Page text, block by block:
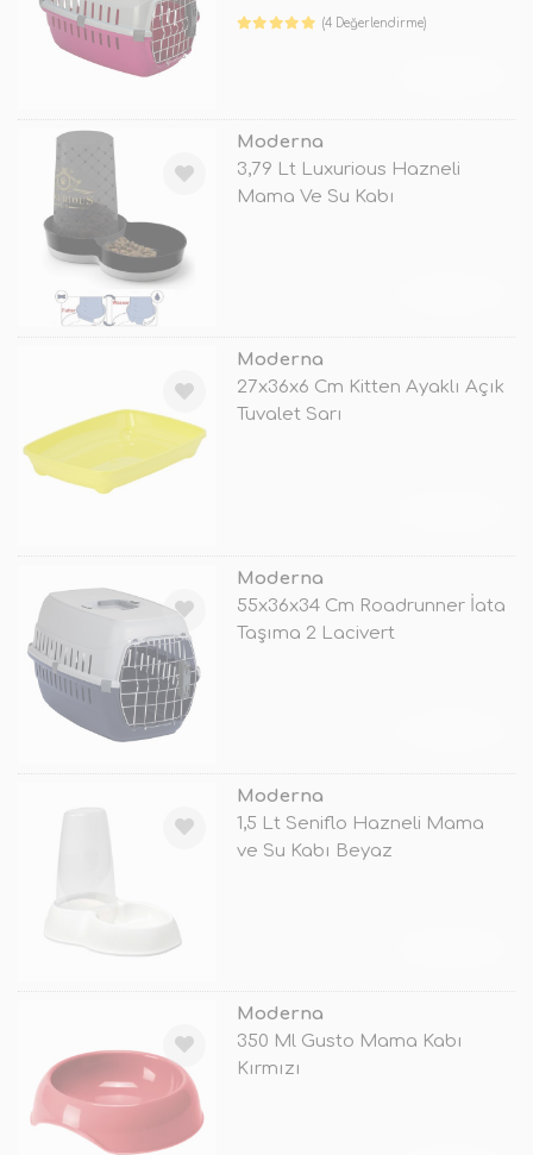
(4 Değerlendirme)
Moderna
3,79 Lt Luxurious Hazneli
Mama Ve Su Kabı
Moderna
27x36x6 Cm Kitten Ayaklı Açık
Tuvalet Sarı
Moderna
55x36x34 Cm Roadrunner İata
Taşıma 2 Lacivert
Moderna
1,5 Lt Seniflo Hazneli Mama
ve Su Kabı Beyaz
Moderna
350 Ml Gusto Mama Kabı
Kırmızı